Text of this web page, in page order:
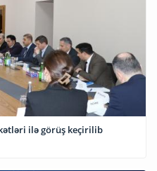
ilə görüş keçirilib